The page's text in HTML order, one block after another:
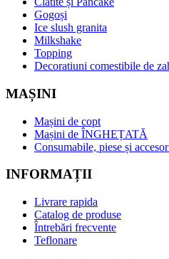
Gogoși
Ice slush granita
Milkshake
Topping
Decoratiuni comestibile de
MAȘINI
Mașini de copt
Mașini de ÎNGHEȚATĂ
Consumabile, piese și
INFORMAȚII
Livrare rapida
Catalog de produse
Întrebări frecvente
Teflonare